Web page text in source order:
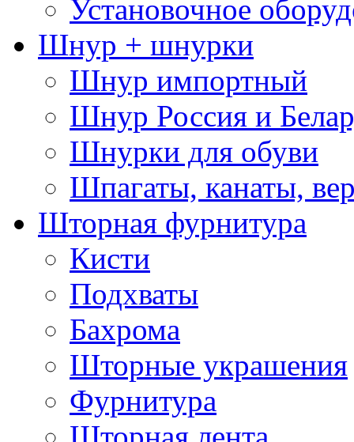
Установочное
Шнур + шнурки
Шнур импортный
Шнур Россия и
Шнурки для обуви
Шпагаты, канаты,
Шторная фурнитура
Кисти
Подхваты
Бахрома
Шторные украшения
Фурнитура